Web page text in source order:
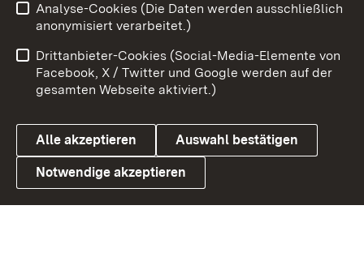
Link zum Landesportal
Benutzungshinweise
Barrierefreiheit
Datenschutz
Cookies
Analyse-Cookies (Die Daten werden ausschließlich
anonymisiert verarbeitet.)
Drittanbieter-Cookies (Social-Media-Elemente von
Facebook, X / Twitter und Google werden auf der
gesamten Webseite aktiviert.)
Alle akzeptieren Auswahl bestätigen
Notwendige akzeptieren